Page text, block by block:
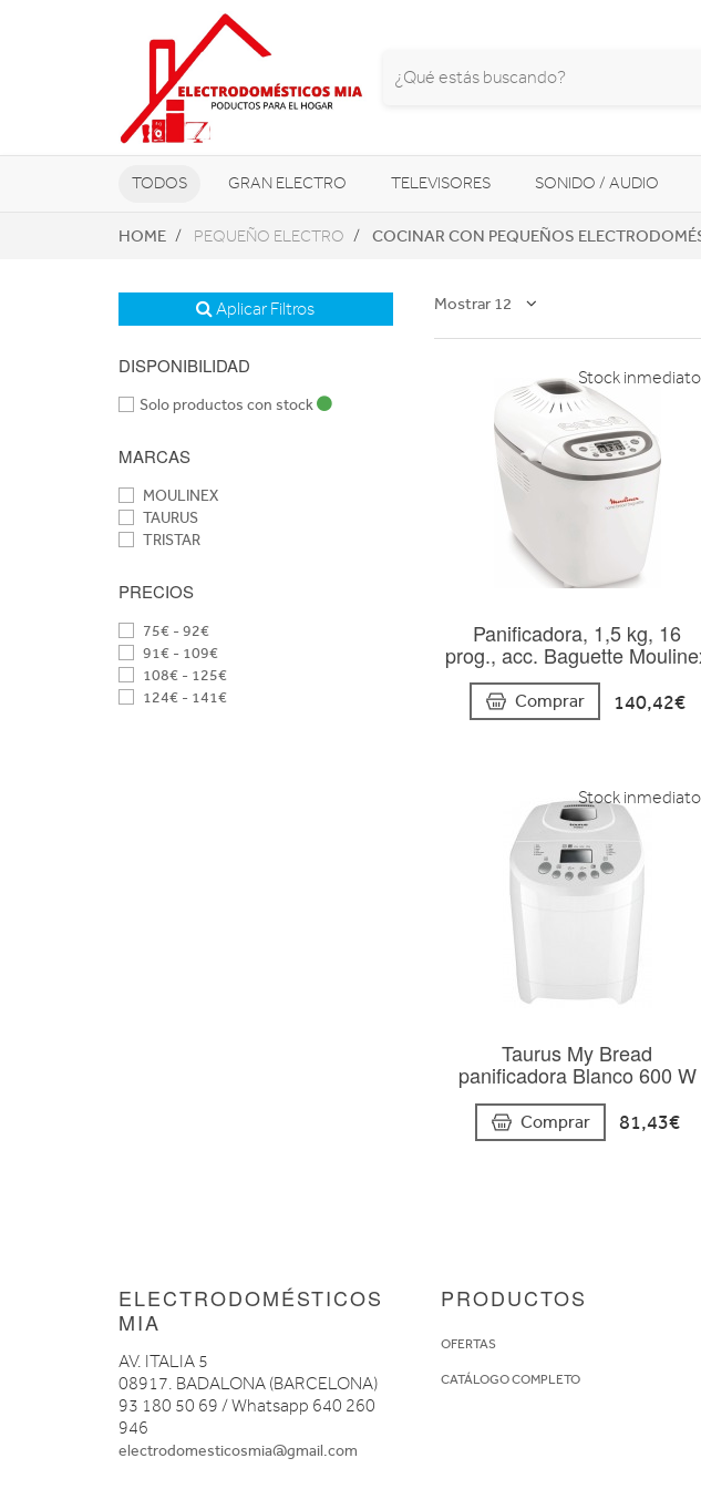
TODOS GRAN ELECTRO TELEVISORES SONIDO / AUDIO
CLIMATIZACIÓN Y CALEFACCIÓN MOVILIDAD URBANA
HOME PEQUEÑO ELECTRO COCINAR CON PEQUEÑOS
Aplicar Filtros
DISPONIBILIDAD
Solo productos con stock
MARCAS
MOULINEX
TAURUS
TRISTAR
PRECIOS
75€ - 92€
91€ - 109€
108€ - 125€
124€ - 141€
Mostrar 12
Panificadora, 1,5 kg, 16
prog., acc. Baguette
Comprar 140,42€
Stock
Taurus My Bread
panificadora Blanco 600 W
Comprar 81,43€
Stock
ELECTRODOMÉSTICOS
MIA
AV. ITALIA 5
08917. BADALONA (BARCELONA)
93 180 50 69 / Whatsapp 640 260
946
electrodomesticosmia@gmail.com
PRODUCTOS
OFERTAS
CATÁLOGO COMPLETO